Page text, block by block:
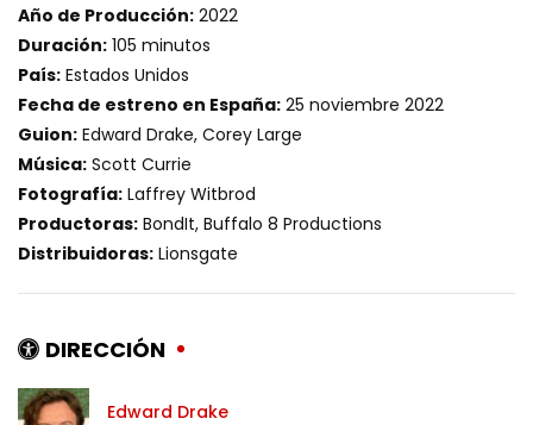
Año de Producción: 2022
Duración: 105 minutos
País: Estados Unidos
Fecha de estreno en España: 25 noviembre 2022
Guion: Edward Drake, Corey Large
Música: Scott Currie
Fotografía: Laffrey Witbrod
Productoras: BondIt, Buffalo 8 Productions
Distribuidoras: Lionsgate
DIRECCIÓN
Edward Drake